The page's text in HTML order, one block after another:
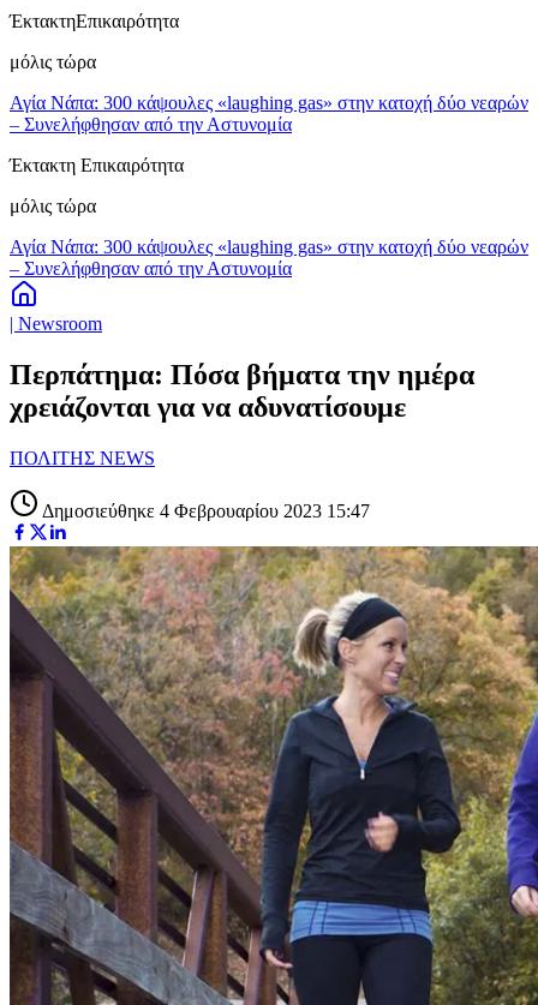
ΈκτακτηΕπικαιρότητα
μόλις τώρα
Αγία Νάπα: 300 κάψουλες «laughing gas» στην κατοχή δύο νεαρών
– Συνελήφθησαν από την Αστυνομία
Έκτακτη Επικαιρότητα
μόλις τώρα
Αγία Νάπα: 300 κάψουλες «laughing gas» στην κατοχή δύο νεαρών
– Συνελήφθησαν από την Αστυνομία
| Newsroom
Περπάτημα: Πόσα βήματα την ημέρα
χρειάζονται για να αδυνατίσουμε
ΠΟΛΙΤΗΣ NEWS
Δημοσιεύθηκε 4 Φεβρουαρίου 2023 15:47